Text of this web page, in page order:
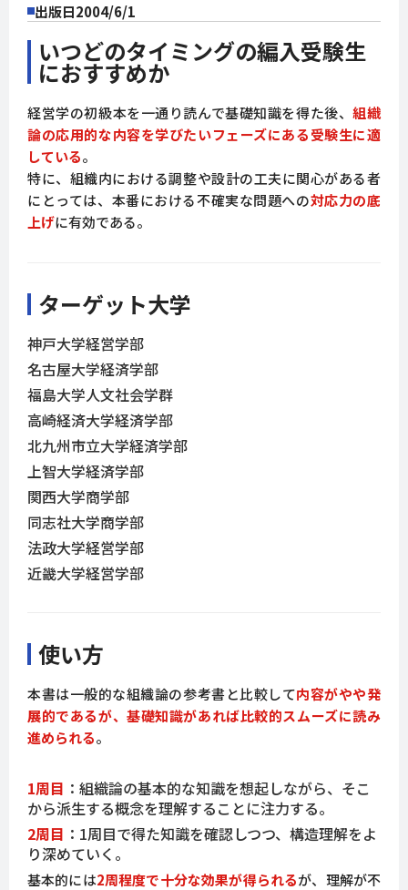
出版日2004/6/1
いつどのタイミングの編入受験生
におすすめか
経営学の初級本を一通り読んで基礎知識を得た後、組織
論の応用的な内容を学びたいフェーズにある受験生に適
している。
特に、組織内における調整や設計の工夫に関心がある者
にとっては、本番における不確実な問題への対応力の底
上げに有効である。
ターゲット大学
神戸大学経営学部
名古屋大学経済学部
福島大学人文社会学群
高崎経済大学経済学部
北九州市立大学経済学部
上智大学経済学部
関西大学商学部
同志社大学商学部
法政大学経営学部
近畿大学経営学部
使い方
本書は一般的な組織論の参考書と比較して内容がやや発
展的であるが、基礎知識があれば比較的スムーズに読み
進められる。
1周目 ：組織論の基本的な知識を想起しながら、そこ
から派生する概念を理解することに注力する。
2周目 ：1周目で得た知識を確認しつつ、構造理解をよ
り深めていく。
基本的には2周程度で十分な効果が得られるが、理解が不